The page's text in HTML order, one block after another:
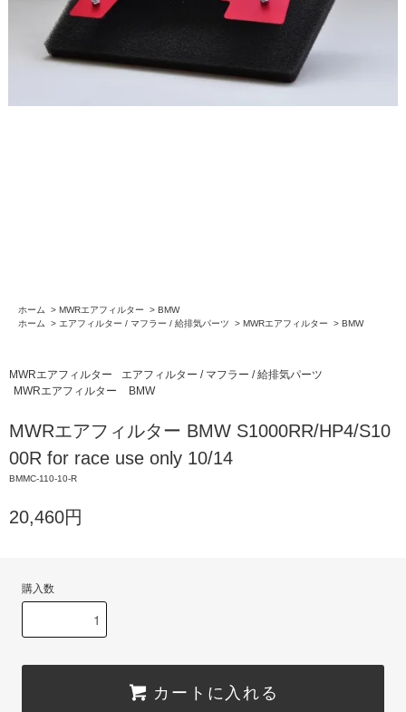
ホーム > MWRエアフィルター > BMW
ホーム
> エアフィルター / マフラー / 給排気パーツ > MWRエアフィルター > BMW
MWRエアフィルター
エアフィルター / マフラー / 給排気パーツ
MWRエアフィルター
BMW
MWRエアフィルター BMW S1000RR/HP4/S10
00R for race use only 10/14
BMMC-110-10-R
20,460円
購入数
カートに入れる